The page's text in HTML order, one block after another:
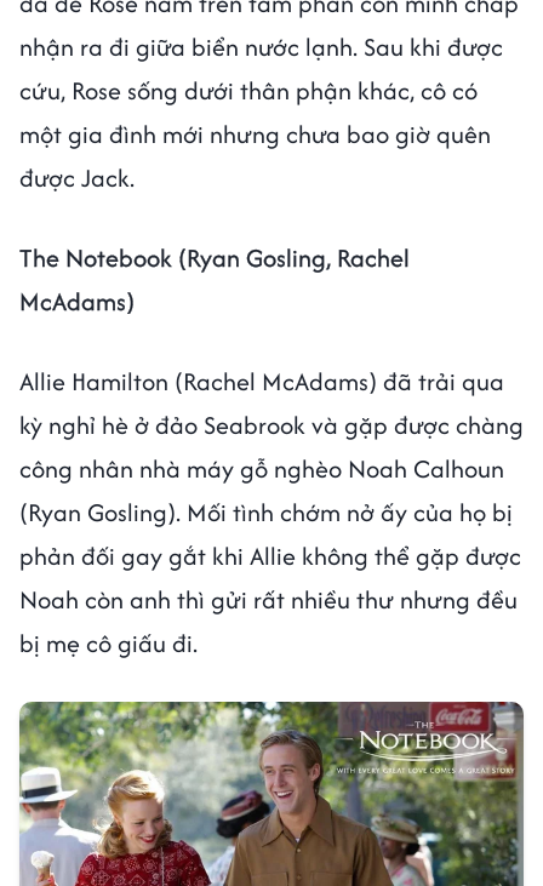
nhận ra đi giữa biển nước lạnh. Sau khi được
cứu, Rose sống dưới thân phận khác, cô có
một gia đình mới nhưng chưa bao giờ quên
được Jack.
The Notebook (Ryan Gosling, Rachel
McAdams)
Allie Hamilton (Rachel McAdams) đã trải qua
kỳ nghỉ hè ở đảo Seabrook và gặp được chàng
công nhân nhà máy gỗ nghèo Noah Calhoun
(Ryan Gosling). Mối tình chớm nở ấy của họ bị
phản đối gay gắt khi Allie không thể gặp được
Noah còn anh thì gửi rất nhiều thư nhưng đều
bị mẹ cô giấu đi.